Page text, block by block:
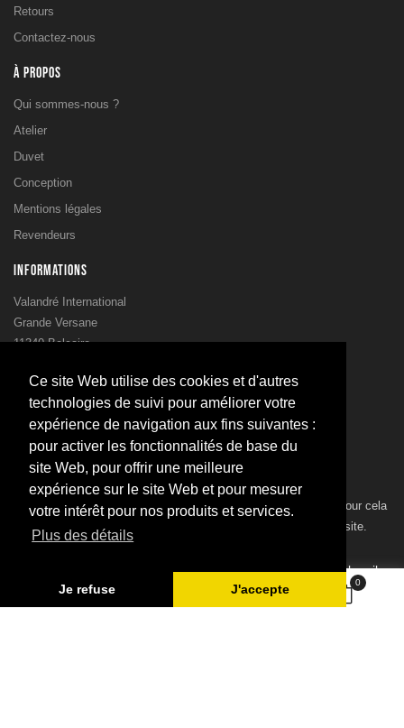
Ce site Web utilise des cookies et d'autres
technologies de suivi pour améliorer votre
expérience de navigation aux fins suivantes :
pour activer les fonctionnalités de base du
site Web, pour offrir une meilleure
expérience sur le site Web et pour mesurer
votre intérêt pour nos produits et services.
Plus des détails
Je refuse J'accepte 0
Retours
Contactez-nous
À PROPOS
Qui sommes-nous ?
Atelier
Duvet
Conception
Mentions légales
Revendeurs
INFORMATIONS
Valandré International
Grande Versane
11340 Belcaire
00 33 4 68 20 37 15
00 33 4 68 20 37 63
postbox@valandre.com
NEWSLETTER
Vous pouvez vous désinscrire à tout moment. Vous trouverez pour cela
nos informations de contact dans les conditions d'utilisation du site.
Subscribe